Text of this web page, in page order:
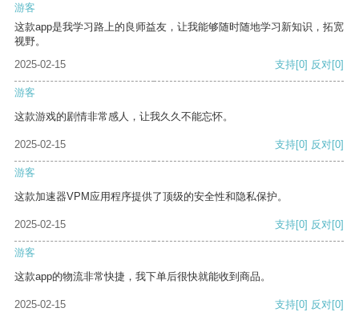
游客
这款app是我学习路上的良师益友，让我能够随时随地学习新知识，拓宽
视野。
2025-02-15
支持[0] 反对[0]
游客
这款游戏的剧情非常感人，让我久久不能忘怀。
2025-02-15 支持[0] 反对[0]
游客
这款加速器VPM应用程序提供了顶级的安全性和隐私保护。
2025-02-15 支持[0] 反对[0]
游客
这款app的物流非常快捷，我下单后很快就能收到商品。
2025-02-15 支持[0] 反对[0]